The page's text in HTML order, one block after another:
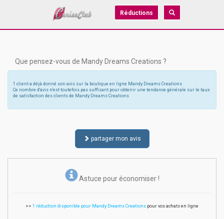
Réductions
Que pensez-vous de Mandy Dreams Creations ?
1 client a déjà donné son avis sur la boutique en ligne Mandy Dreams Creations
Ce nombre d'avis n'est toutefois pas suffisant pour obtenir une tendance générale sur le taux
de satisfaction des clients de Mandy Dreams Creations
partager mon avis
Astuce pour économiser !
>> 1 réduction disponible pour Mandy Dreams Creations pour vos achats en ligne